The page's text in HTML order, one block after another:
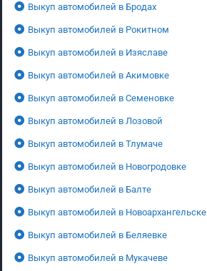
Выкуп автомобилей в Бродах
Выкуп автомобилей в Рокитном
Выкуп автомобилей в Изяславе
Выкуп автомобилей в Акимовке
Выкуп автомобилей в Семеновке
Выкуп автомобилей в Лозовой
Выкуп автомобилей в Тлумаче
Выкуп автомобилей в Новогродовке
Выкуп автомобилей в Балте
Выкуп автомобилей в Новоархангельске
Выкуп автомобилей в Беляевке
Выкуп автомобилей в Мукачеве